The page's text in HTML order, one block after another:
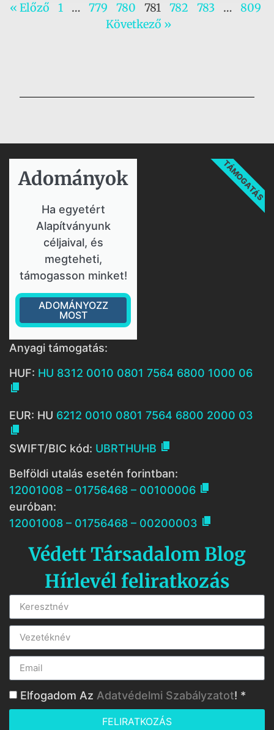
« Előző 1 … 779 780 781 782 783 …
809
Következő »
Adományok​
Ha egyetért
Alapítványunk
céljaival, és
megteheti,
támogasson minket!
ADOMÁNYOZZ
MOST
TÁMOGATÁS
Anyagi támogatás:
HUF: HU 8312 0010 0801 7564 6800 1000 06

EUR: HU 6212 0010 0801 7564 6800 2000 03

SWIFT/BIC kód: UBRTHUHB 
Belföldi utalás esetén forintban:
12001008 – 01756468 – 00100006 
euróban:
12001008 – 01756468 – 00200003 
Védett Társadalom Blog
Hírlevél feliratkozás
Elfogadom Az Adatvédelmi Szabályzatot! *
FELIRATKOZÁS